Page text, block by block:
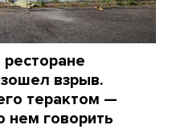
взрыв.
терактом —
нем говорить